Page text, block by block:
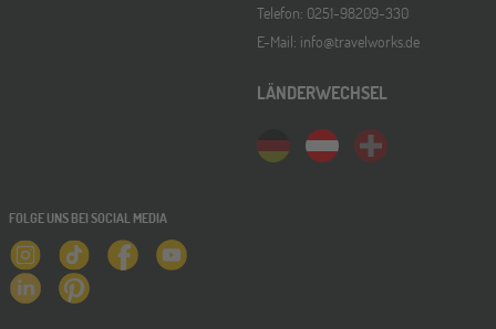
Telefon: 0251-98209-330
E-Mail: info@travelworks.de
LÄNDERWECHSEL
FOLGE UNS BEI SOCIAL MEDIA